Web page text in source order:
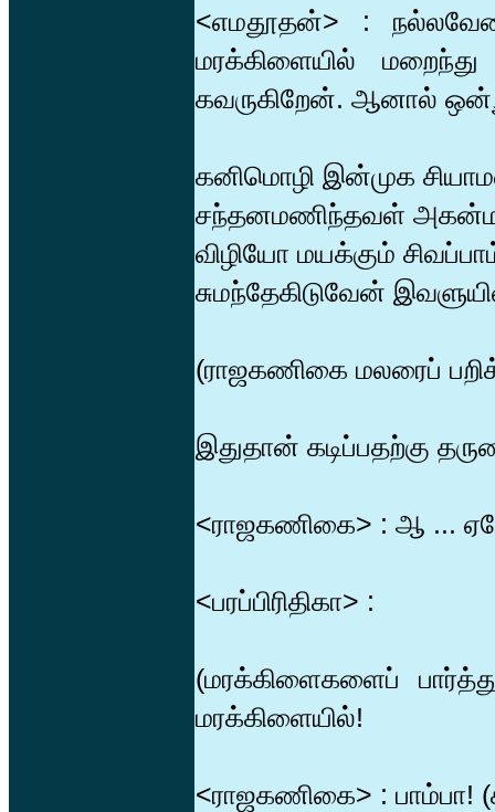
<எமதூதன்> :
மரக்கிளையில்
கவருகிறேன். ஆனால்
கனிமொழி இன்முக
சந்தனமணிந்தவள்
விழியோ மயக்கும்
சுமந்தேகிடுவேன்
(ராஜகணிகை மலரைப்
இதுதான் கடிப்பதற்கு
<ராஜகணிகை> : ஆ ...
<பரப்பிரிதிகா> :
(மரக்கிளைகளைப்
மரக்கிளையில்!
<ராஜகணிகை> : பாம்பா!